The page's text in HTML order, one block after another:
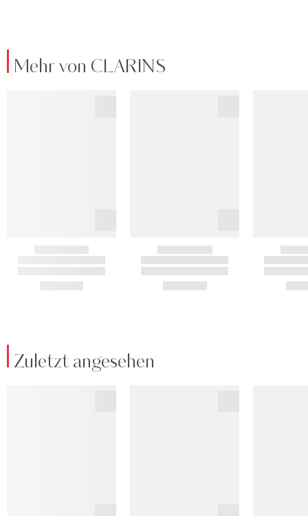
Mehr von CLARINS
Zuletzt angesehen